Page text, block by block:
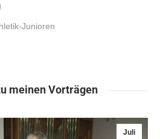
Junioren
meinen Vorträgen
Juli